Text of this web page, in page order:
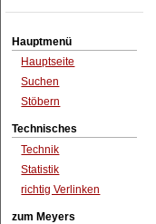
Hauptmenü
Hauptseite
Suchen
Stöbern
Technisches
Technik
Statistik
richtig Verlinken
zum Meyers